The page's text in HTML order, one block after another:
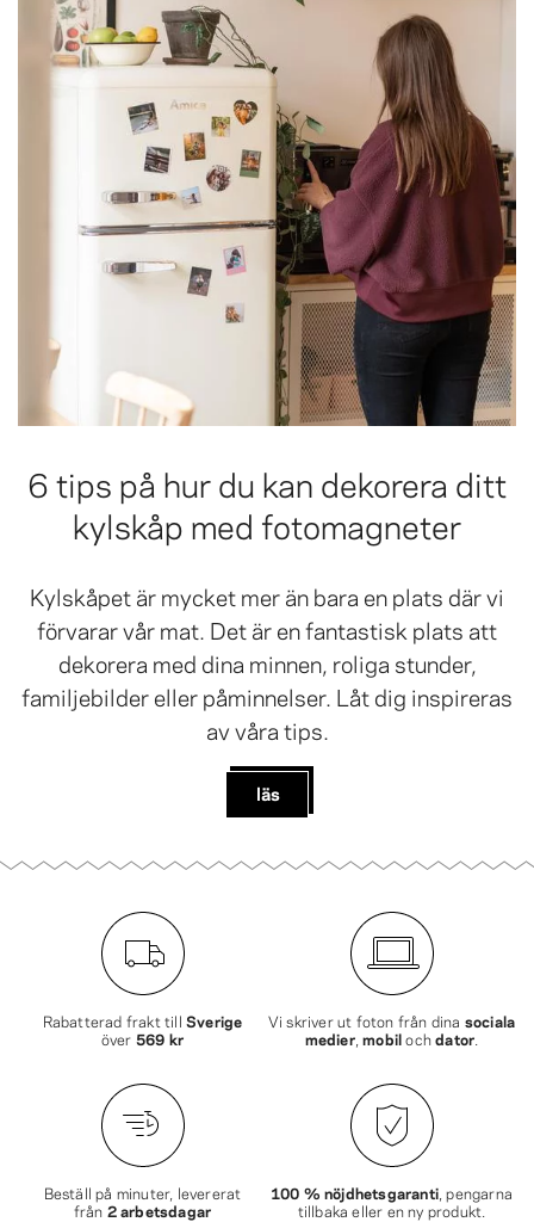
6 tips på hur du kan dekorera ditt
kylskåp med fotomagneter
Kylskåpet är mycket mer än bara en plats där vi
förvarar vår mat. Det är en fantastisk plats att
dekorera med dina minnen, roliga stunder,
familjebilder eller påminnelser. Låt dig inspireras
av våra tips.
läs
Rabatterad frakt till Sverige
över 569 kr
Vi skriver ut foton från dina sociala
medier,mobilochdator
Beställ på minuter, levererat
från 2 arbetsdagar
100 % nöjdhetsgaranti , pengarna
tillbaka eller en ny produkt.